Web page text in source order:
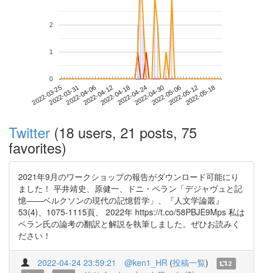
2022-03-252022-03-312022-04-062022-04-122022-04-182022-04-242022-04-302022-05-062022-05-122022-05-18
0
1
2
Twitter (18 users, 21 posts, 75
favorites)
2021年9月のワークショップの報告がダウンロード可能にり
ました！ 平井靖史、原健一、ドニ・ペラン「デジャヴュと記
憶――ベルクソンの現代の記憶哲学」、『人文学論叢』
53(4)、1075-1115頁、 2022年 https://t.co/58PBJE9Mps 私は
ペラン氏の論考の翻訳と解説を執筆しました。ぜひお読みく
ださい！
2022-04-24 23:59:21 @ken1_HR (投稿一覧)
2